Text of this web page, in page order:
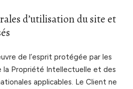
d’utilisation du site et
de l’esprit protégée par les
la Propriété Intellectuelle et des
applicables. Le Client ne